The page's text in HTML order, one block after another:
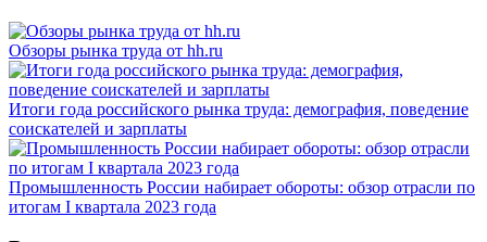
Обзоры рынка труда от hh.ru
Итоги года российского рынка труда: демография, поведение
соискателей и зарплаты
Промышленность России набирает обороты: обзор отрасли по
итогам I квартала 2023 года